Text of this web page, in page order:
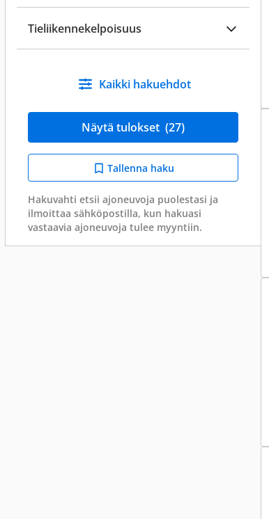
Tieliikennekelpoisuus
Kaikki hakuehdot
Näytä tulokset (27)
Tallenna haku
Hakuvahti etsii ajoneuvoja puolestasi ja
ilmoittaa sähköpostilla, kun hakuasi
vastaavia ajoneuvoja tulee myyntiin.